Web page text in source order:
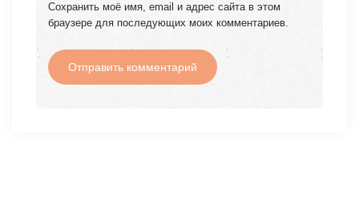
Сохранить моё имя, email и адрес сайта в этом
браузере для последующих моих комментариев.